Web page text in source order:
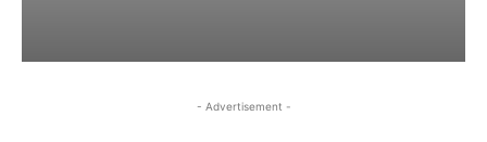
- Advertisement -